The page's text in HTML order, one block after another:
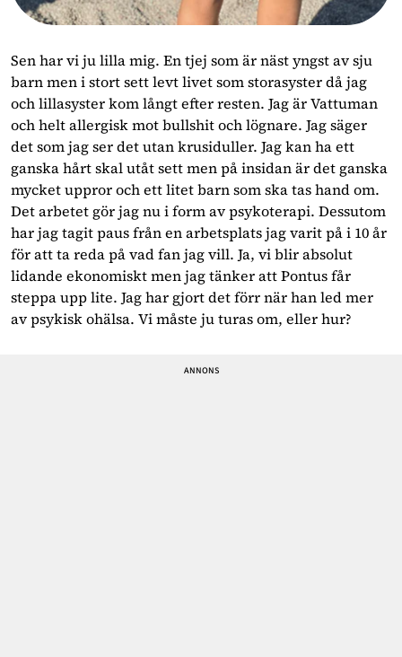
Sen har vi ju lilla mig. En tjej som är näst yngst av sju
barn men i stort sett levt livet som storasyster då jag
och lillasyster kom långt efter resten. Jag är Vattuman
och helt allergisk mot bullshit och lögnare. Jag säger
det som jag ser det utan krusiduller. Jag kan ha ett
ganska hårt skal utåt sett men på insidan är det ganska
mycket uppror och ett litet barn som ska tas hand om.
Det arbetet gör jag nu i form av psykoterapi. Dessutom
har jag tagit paus från en arbetsplats jag varit på i 10 år
för att ta reda på vad fan jag vill. Ja, vi blir absolut
lidande ekonomiskt men jag tänker att Pontus får
steppa upp lite. Jag har gjort det förr när han led mer
av psykisk ohälsa. Vi måste ju turas om, eller hur?